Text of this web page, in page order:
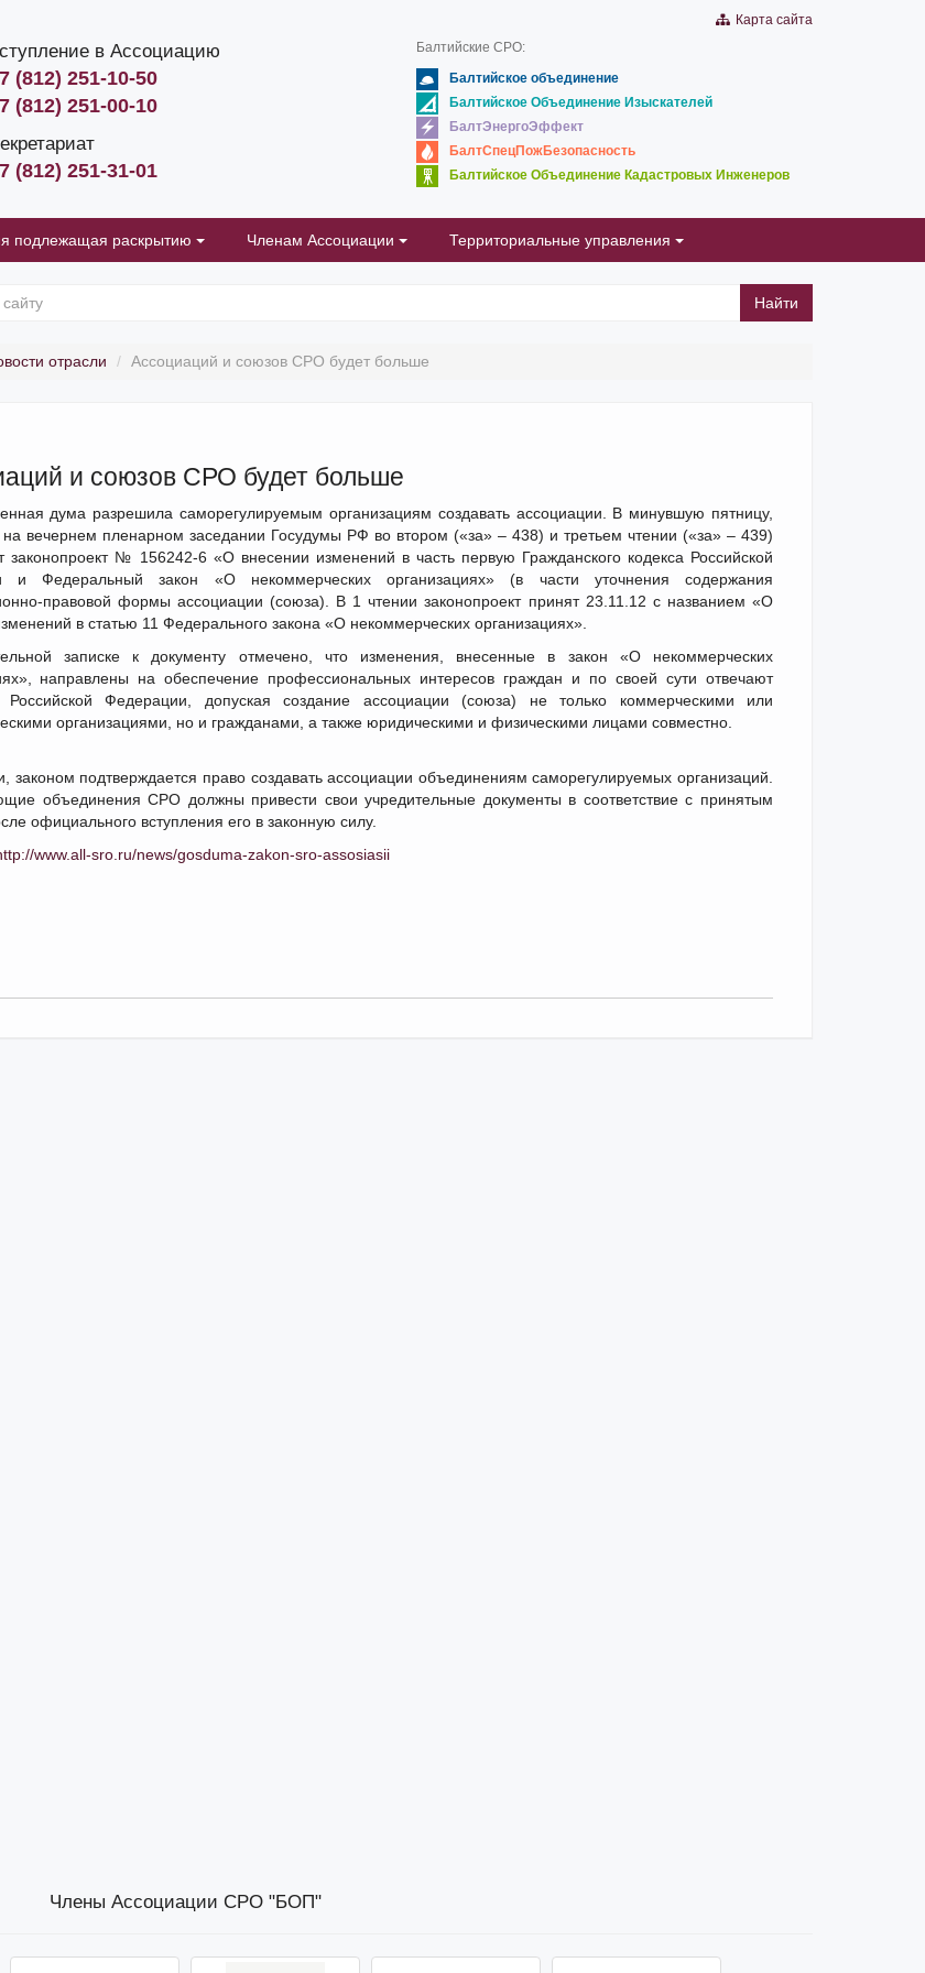
в Ассоциацию
(812) 251-10-50
(812) 251-00-10
(812) 251-31-01
Карта сайта
Балтийские СРО:
Балтийское объединение
Балтийское Объединение Изыскателей
БалтЭнергоЭффект
БалтСпецПожБезопасность
Балтийское Объединение Кадастровых Инженеров
подлежащая раскрытию Членам Ассоциации Территориальные управления
Найти
отрасли Ассоциаций и союзов СРО будет больше
и союзов СРО будет больше
дума разрешила саморегулируемым организациям создавать ассоциации. В минувшую пятницу,
на вечернем пленарном заседании Госудумы РФ во втором («за» – 438) и третьем чтении («за» – 439)
законопроект № 156242-6 «О внесении изменений в часть первую Гражданского кодекса Российской
и Федеральный закон «О некоммерческих организациях» (в части уточнения содержания
правовой формы ассоциации (союза). В 1 чтении законопроект принят 23.11.12 с названием «О
в статью 11 Федерального закона «О некоммерческих организациях».
записке к документу отмечено, что изменения, внесенные в закон «О некоммерческих
направлены на обеспечение профессиональных интересов граждан и по своей сути отвечают
Российской Федерации, допуская создание ассоциации (союза) не только коммерческими или
организациями, но и гражданами, а также юридическими и физическими лицами совместно.
законом подтверждается право создавать ассоциации объединениям саморегулируемых организаций.
объединения СРО должны привести свои учредительные документы в соответствие с принятым
официального вступления его в законную силу.
www.all-sro.ru/news/gosduma-zakon-sro-assosiasii
Члены Ассоциации СРО "БОП"